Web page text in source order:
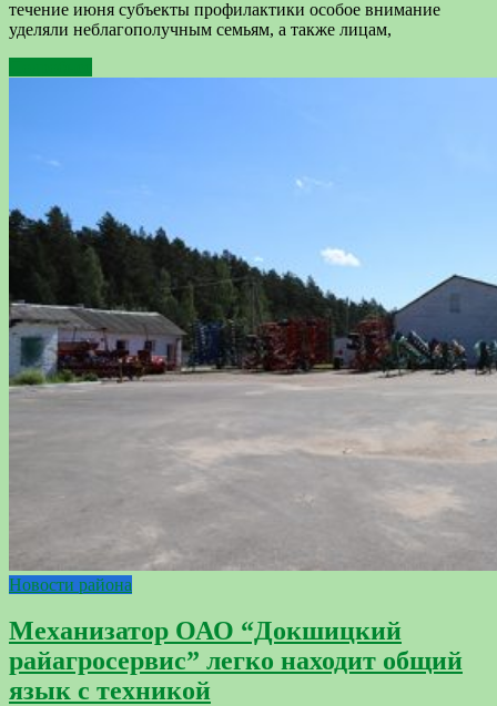
течение июня субъекты профилактики особое внимание
уделяли неблагополучным семьям, а также лицам,
Новости района
Механизатор ОАО “Докшицкий
райагросервис” легко находит общий
язык с техникой